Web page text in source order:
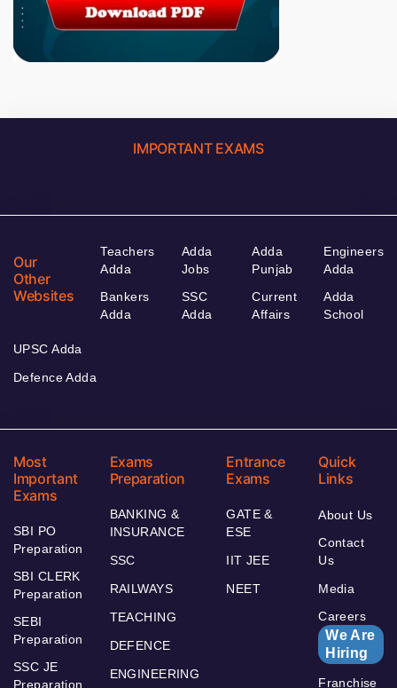
IMPORTANT EXAMS
Our
Other
Websites
Teachers
Adda
Bankers
Adda
Adda
Jobs
SSC
Adda
Adda
Punjab
Current
Affairs
Engineers
Adda
Adda
School
UPSC Adda
Defence Adda
Most
Important
Exams
SBI PO
Preparation
SBI CLERK
Preparation
SEBI
Preparation
SSC JE
Preparation
Exams
Preparation
BANKING &
INSURANCE
SSC
RAILWAYS
TEACHING
DEFENCE
ENGINEERING
Entrance
Exams
GATE &
ESE
IIT JEE
NEET
Quick
Links
About Us
Contact
Us
Media
Careers
We Are
Hiring
Franchise